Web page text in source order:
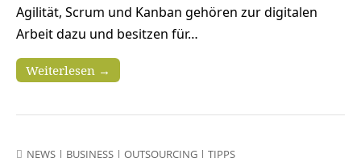
Agilität, Scrum und Kanban gehören zur digitalen
Arbeit dazu und besitzen für…
Weiterlesen →
NEWS | BUSINESS | OUTSOURCING | TIPPS